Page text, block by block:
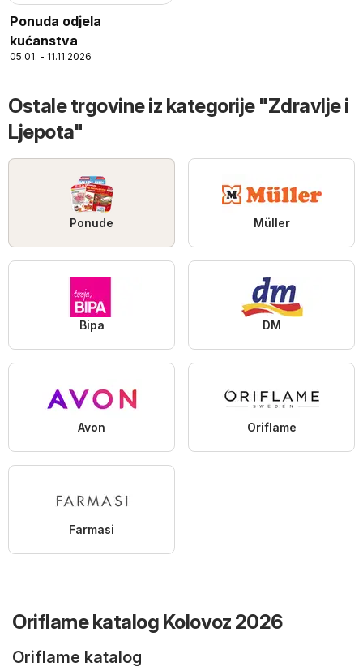
Ponuda odjela
kućanstva
05.01. - 11.11.2026
Ostale trgovine iz kategorije "Zdravlje i
Ljepota"
Ponude Müller
Bipa DM
Avon Oriflame
Farmasi
Oriflame katalog Kolovoz 2026
Oriflame katalog